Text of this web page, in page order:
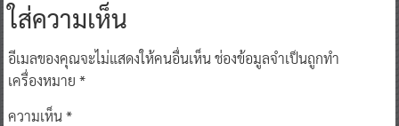
ใส่ความเห็น
อีเมลของคุณจะไม่แสดงให้คนอื่นเห็นช่องข้อมูลจำเป็นถูกทำ
เครื่องหมาย *
ความเห็น*